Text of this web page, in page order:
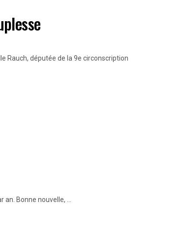
Rauch, députée de la 9e circonscription
Bonne nouvelle, ...